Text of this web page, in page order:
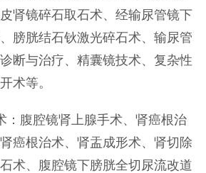
肾镜碎石取石术、经输尿管镜下
膀胱结石钬激光碎石术、输尿管
断与治疗、精囊镜技术、复杂性
术等。
：腹腔镜肾上腺手术、肾癌根治
癌根治术、肾盂成形术、肾切除
术、腹腔镜下膀胱全切尿流改道